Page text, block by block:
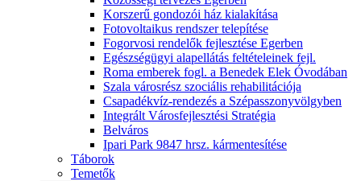
Korszerű gondozói ház kialakítása
Fotovoltaikus rendszer telepítése
Fogorvosi rendelők fejlesztése Egerben
Egészségügyi alapellátás feltételeinek fejl.
Roma emberek fogl. a Benedek Elek Óvodában
Szala városrész szociális rehabilitációja
Csapadékvíz-rendezés a Szépasszonyvölgyben
Integrált Városfejlesztési Stratégia
Belváros
Ipari Park 9847 hrsz. kármentesítése
Táborok
Temetők